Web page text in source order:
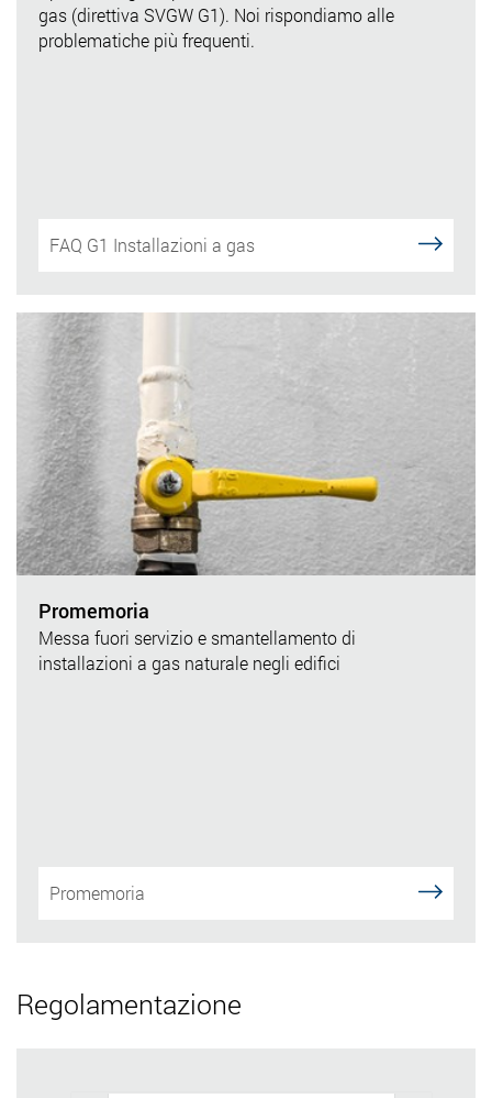
gas (direttiva SVGW G1). Noi rispondiamo alle
problematiche più frequenti.
FAQ G1 Installazioni a gas
Promemoria
Messa fuori servizio e smantellamento di
installazioni a gas naturale negli edifici
Promemoria
Regolamentazione